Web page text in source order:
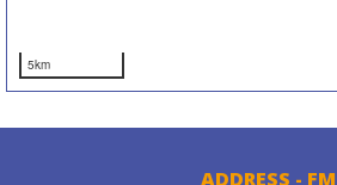
5km
ADDRESS - FM